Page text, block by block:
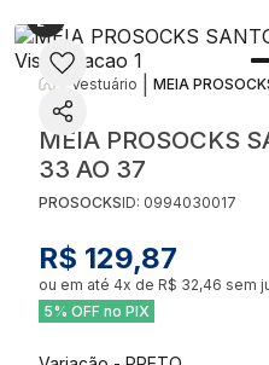
Vestuário
MEIA PROSOCKS
33 AO 37
PROSOCKSID: 0994030017
R$ 129,87
ou em até 4x de R$ 32,46 sem
5% OFF no PIX